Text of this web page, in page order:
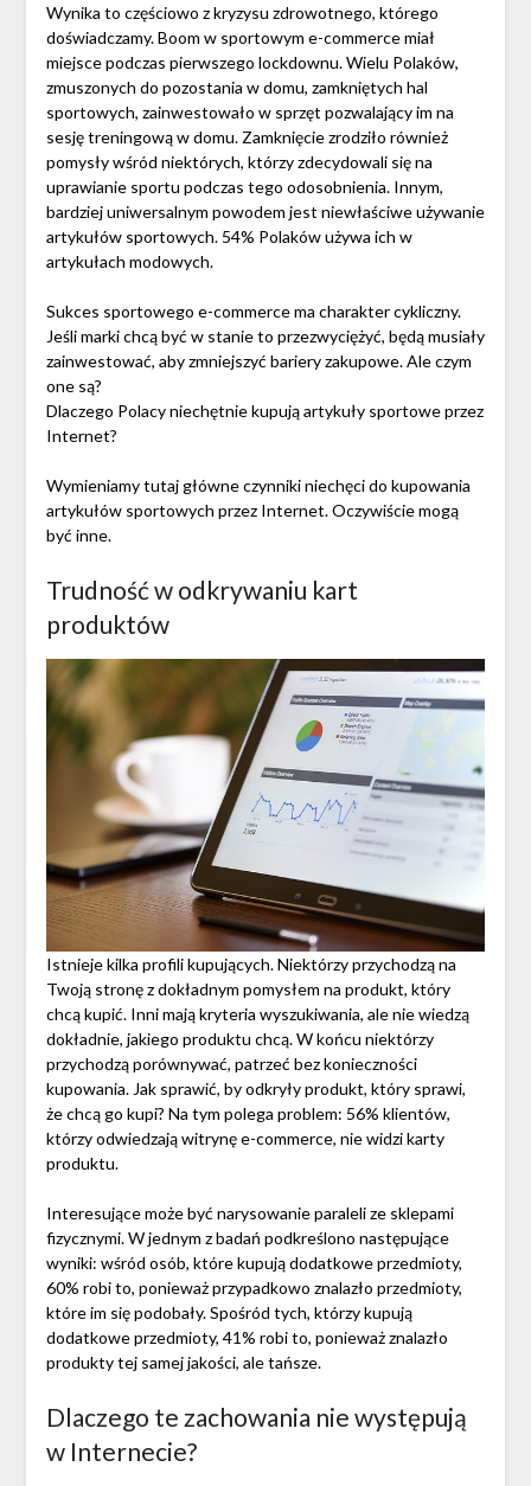
Wynika to częściowo z kryzysu zdrowotnego, którego
doświadczamy. Boom w sportowym e-commerce miał
miejsce podczas pierwszego lockdownu. Wielu Polaków,
zmuszonych do pozostania w domu, zamkniętych hal
sportowych, zainwestowało w sprzęt pozwalający im na
sesję treningową w domu. Zamknięcie zrodziło również
pomysły wśród niektórych, którzy zdecydowali się na
uprawianie sportu podczas tego odosobnienia. Innym,
bardziej uniwersalnym powodem jest niewłaściwe używanie
artykułów sportowych. 54% Polaków używa ich w
artykułach modowych.
Sukces sportowego e-commerce ma charakter cykliczny.
Jeśli marki chcą być w stanie to przezwyciężyć, będą musiały
zainwestować, aby zmniejszyć bariery zakupowe. Ale czym
one są?
Dlaczego Polacy niechętnie kupują artykuły sportowe przez
Internet?
Wymieniamy tutaj główne czynniki niechęci do kupowania
artykułów sportowych przez Internet. Oczywiście mogą
być inne.
Trudność w odkrywaniu kart
produktów
Istnieje kilka profili kupujących. Niektórzy przychodzą na
Twoją stronę z dokładnym pomysłem na produkt, który
chcą kupić. Inni mają kryteria wyszukiwania, ale nie wiedzą
dokładnie, jakiego produktu chcą. W końcu niektórzy
przychodzą porównywać, patrzeć bez konieczności
kupowania. Jak sprawić, by odkryły produkt, który sprawi,
że chcą go kupi? Na tym polega problem: 56% klientów,
którzy odwiedzają witrynę e-commerce, nie widzi karty
produktu.
Interesujące może być narysowanie paraleli ze sklepami
fizycznymi. W jednym z badań podkreślono następujące
wyniki: wśród osób, które kupują dodatkowe przedmioty,
60% robi to, ponieważ przypadkowo znalazło przedmioty,
które im się podobały. Spośród tych, którzy kupują
dodatkowe przedmioty, 41% robi to, ponieważ znalazło
produkty tej samej jakości, ale tańsze.
Dlaczego te zachowania nie występują
w Internecie?